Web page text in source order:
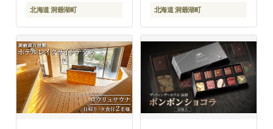
北海道 洞爺湖町 北海道 洞爺湖町